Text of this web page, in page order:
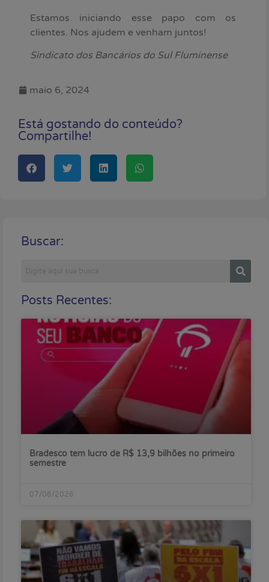
Estamos iniciando esse papo com os
clientes. Nos ajudem e venham juntos!
Sindicato dos Bancários do Sul Fluminense
maio 6, 2024
Está gostando do conteúdo?
Compartilhe!
Buscar:
Posts Recentes:
Bradesco tem lucro de R$ 13,9 bilhões no primeiro
semestre
07/08/2026